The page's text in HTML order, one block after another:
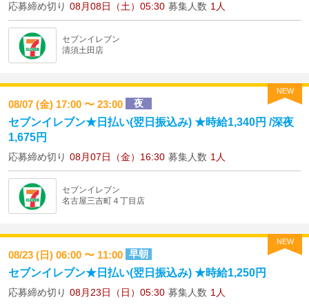
応募締め切り 08月08日（土）05:30 募集人数 1人
セブンイレブン
清須土田店
NEW
08/07 (金) 17:00 〜 23:00 夜
セブンイレブン★日払い(翌日振込み) ★時給1,340円 /深夜
1,675円
応募締め切り 08月07日（金）16:30 募集人数 1人
セブンイレブン
名古屋三吉町４丁目店
NEW
08/23 (日) 06:00 〜 11:00 早朝
セブンイレブン★日払い(翌日振込み) ★時給1,250円
応募締め切り 08月23日（日）05:30 募集人数 1人